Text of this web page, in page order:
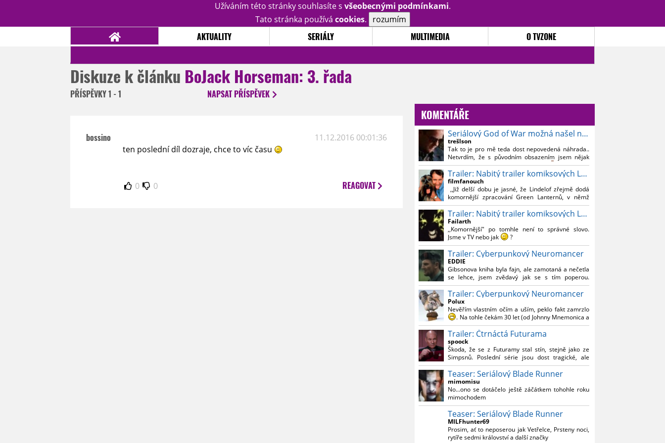
Užíváním této stránky souhlasíte s všeobecnými podmínkami.
Tato stránka používá cookies. rozumím
AKTUALITY SERIÁLY MULTIMEDIA O TVZONE
Diskuze k článku BoJack Horseman: 3. řada
PŘÍSPĚVKY1 - 1 NAPSAT PŘÍSPĚVEK
bossino
11.12.2016 00:01:36
ten poslední díl dozraje, chce to víc času
0 0 REAGOVAT
KOMENTÁŘE
Seriálový God of War možná našel nového Kratose
trešlson
Tak to je pro mě teda dost nepovedená náhrada..
Netvrdím, že s původním obsazením jsem nějak
souznil, ale Bautistu fakt nemusim..
Trailer: Nabitý trailer komiksových Lanterns
filmfanouch
,,Již delší dobu je jasné, že Lindelof zřejmě dodá
komornější zpracování Green Lanternů, v němž
nebude moc prostoru na vesmírné blbnutí, o to více
se ovšem bude moci nová adaptace odprostit třeba
od filmového Green Lanterna s Ryanem
Reynoldsem.´´ Co je na tom nesrozumitelného?
Trailer: Nabitý trailer komiksových Lanterns
Failarth
,,Komornější" po tomhle není to správné slovo.
Jsme v TV nebo jak
?
Nebál bych se říct, že to vypadá skvěle jak po
stránce kvantity materiálu, tak i formou.
Výběr Ulricha Tomsena pro mě velké překvapení a
velmi zajímavá volba bravo.
Chandler je lepší a lepší s každou novou scénou.
Komiksy to mají ted´těžké, paradoxně tomu škodí
to všechno kolem (DC nebo MCU to je buřt) , ale
nezasloužilo by si to zářez jen kvůli tomu. Držím
tomu palce.
Trailer: Cyberpunkový Neuromancer
EDDIE
Gibsonova kniha byla fajn, ale zamotaná a nečetla
se lehce, jsem zvědavý jak se s tím poperou.
Grafický román jsem nevěděl, že existuje.
Trailer: Cyberpunkový Neuromancer
Polux
Nevěřím vlastním očím a uším, peklo fakt zamrzlo
. Na tohle čekám 30 let (od Johnny Mnemonica a
tehdejšího zjištění z časopisů, kdo je to Gibson a co
je jeho debutová kniha zač), přičemž 25 let (od
Matrixu, který pojem cyberpunk dostal do
povědomí i obyčejného diváka a nikoliv fanouška
žánru) marně doufám, že si po řadě "duchovních
nástupců", kteří přišli poté (Ghost In The Shell, Alita:
Battle Angel, Altered Carbon, Blade Runner 2049,
Cyberpunk 2077, atd.), někdo konečně vzpomene i
na bibli cyberpunku, se kterou to všechno začalo.
Teď už nezbývá nic jiného než se tiše modlit a
doufat, že to bude stát za to
. Plus kudos za
sázku na seriál a nikoliv film, snad tvůrci tu výsadu
násobně větší stopáže náležitě využijí.
Trailer: Čtrnáctá Futurama
spoock
Škoda, že se z Futuramy stal stín, stejně jako ze
Simpsnů. Poslední série jsou dost tragické, ale
třeba se objeví nějaký zajímavý scénárista.
Nedávno začala vycházet nová řada Ricka a
Mortyho a já z úžasem zjistil, že se na to dá opět
koukat.
Teaser: Seriálový Blade Runner
mimomisu
No...ono se dotáčelo ještě záčátkem tohohle roku
mimochodem
Teaser: Seriálový Blade Runner
MILFhunter69
Prosim, ať to neposerou jak Vetřelce, Prsteny noci,
rytíře sedmi království a další značky